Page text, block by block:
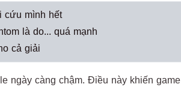
cứu mình hết
là do... quá mạnh
cả giải
ngày càng chậm. Điều này khiến game